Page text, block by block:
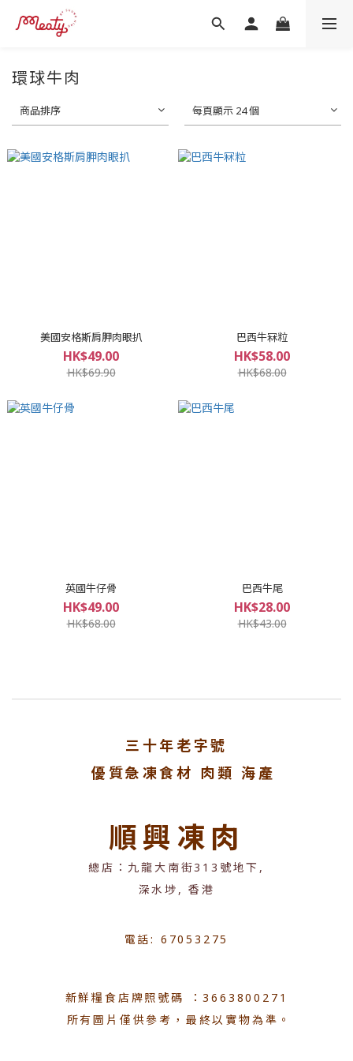
環球牛肉
商品排序 每頁顯示 24 個
美國安格斯肩胛肉眼扒
HK$49.00
HK$69.90
巴西牛冧粒
HK$58.00
HK$68.00
英國牛仔骨
HK$49.00
HK$68.00
巴西牛尾
HK$28.00
HK$43.00
三十年老字號
優質急凍食材 肉類 海產
順興凍肉
總店：九龍大南街313號地下,
深水埗, 香港
電話: 67053275
新鮮糧食店牌照號碼 ：3663800271
所有圖片僅供參考，最終以實物為準。